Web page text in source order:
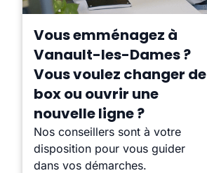
Vous emménagez à
Vanault-les-Dames ?
Vous voulez changer de
box ou ouvrir une
nouvelle ligne ?
Nos conseillers sont à votre
disposition pour vous guider
dans vos démarches.